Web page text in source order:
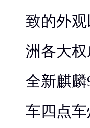
致的外
洲各大
全新麒
车四点